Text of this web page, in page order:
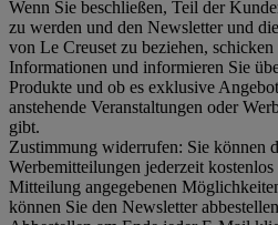
Wenn Sie beschließen, Teil der
zu werden und den Newsletter und
von Le Creuset zu beziehen,
Informationen und informieren Sie
Produkte und ob es exklusive
anstehende Veranstaltungen oder
gibt.
Zustimmung widerrufen: Sie können
Werbemitteilungen jederzeit
Mitteilung angegebenen
können Sie den Newsletter